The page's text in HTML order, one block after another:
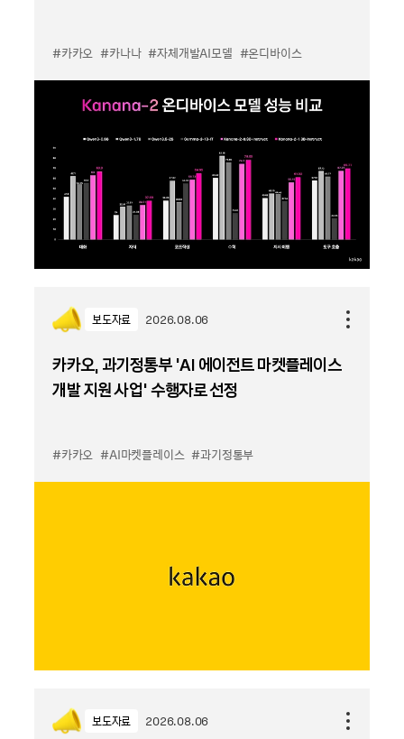
#카카오 #카나나 #자체개발AI모델 #온디바이스
보도자료 2026.08.06
카카오, 과기정통부 ‘AI 에이전트 마켓플레이스
개발 지원 사업’ 수행자로 선정
#카카오 #AI마켓플레이스 #과기정통부
보도자료 2026.08.06